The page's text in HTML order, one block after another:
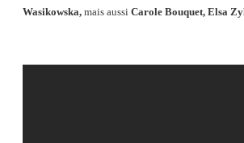
Wasikowska, mais aussi Carole Bouquet, Elsa